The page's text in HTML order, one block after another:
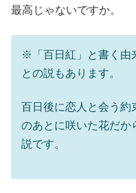
最高じゃないですか。
※「百日紅」と書く由
との説もあります。
百日後に恋人と会う約
のあとに咲いた花だか
説です。